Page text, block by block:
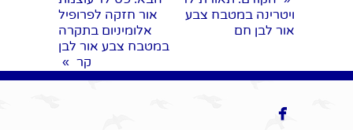
ויטרינה במטבח צבע
אור לבן חם
אור חזקה לפרופיל
אלומיניום בתקרה
במטבח צבע אור לבן
קר »
